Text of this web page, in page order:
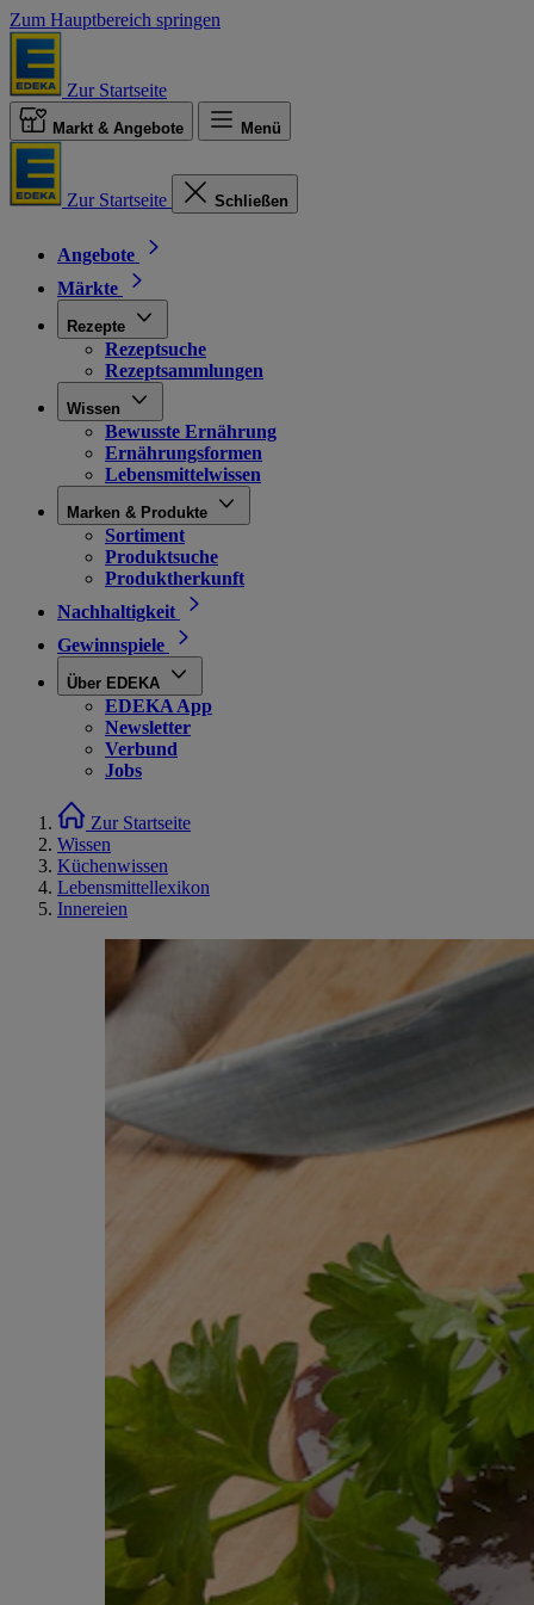
Zum Hauptbereich springen
Zur Startseite
Markt & Angebote Menü
Zur Startseite Schließen
Angebote
Märkte
Rezepte
Rezeptsuche
Rezeptsammlungen
Wissen
Bewusste Ernährung
Ernährungsformen
Lebensmittelwissen
Marken & Produkte
Sortiment
Produktsuche
Produktherkunft
Nachhaltigkeit
Gewinnspiele
Über EDEKA
EDEKA App
Newsletter
Verbund
Jobs
Zur Startseite
Wissen
Küchenwissen
Lebensmittellexikon
Innereien